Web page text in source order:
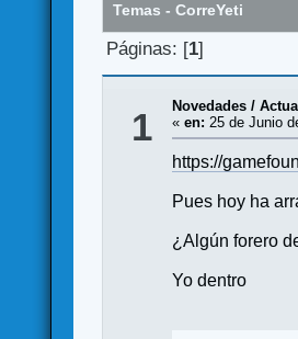
Temas - CorreYeti
Páginas: [1]
1 Novedades /
«en: 25 de Junio
https://
Pues hoy ha
¿Algún forero
Yo dentro